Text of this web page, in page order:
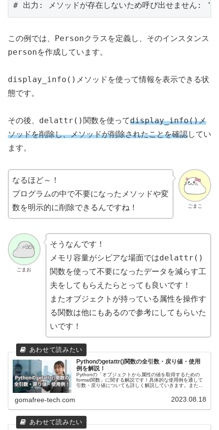
この例では、 Personクラスを定義し、そのインスタンス
personを作成しています。
display_info() メソッドを使って情報を表示できる状
態です。
その後、 delattr() 関数を使ってdisplay_info()メ
ソッドを削除し、メソッドが削除されたことを確認してい
ます。
ごまこ
なるほど～！
プログラムの中で不要になったメソッドや変
数を明示的に削除できるんですね！
ごまお
そうなんです！
メモリ容量がシビアな場面ではdelattr()
関数を使って不要になったデータを減らす工
夫をしてもらえたらとっても良いです！
またオブジェクトが持っている属性を操作す
る関数は他にもあるので参考にしてもらいた
いです！
Pythonのgetattr()関数の全引数・戻り値・使用
例を解説！
Pythonの「オブジェクトから属性の値を取得するための
format関数」に関する解説です！具体的な使用例を通して
引数・戻り値についても詳しく解説していきます。また現
ックな属性アクセスや属性の存在確認において、便利に活
gomafree-tech.com 2023.08.18